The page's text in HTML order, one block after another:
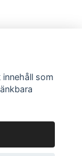
som